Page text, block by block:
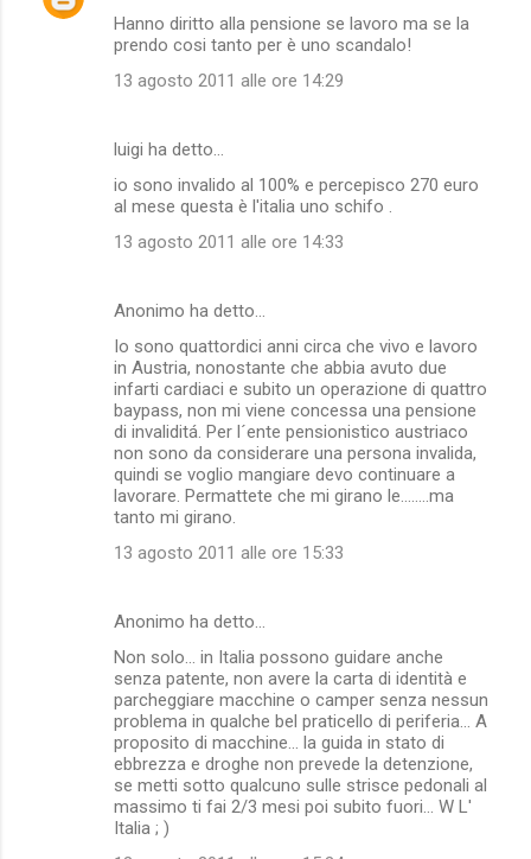
Hanno diritto alla pensione se lavoro ma se la
prendo cosi tanto per è uno scandalo!
13 agosto 2011 alle ore 14:29
luigi ha detto…
io sono invalido al 100% e percepisco 270 euro
al mese questa è l'italia uno schifo .
13 agosto 2011 alle ore 14:33
Anonimo ha detto…
Io sono quattordici anni circa che vivo e lavoro
in Austria, nonostante che abbia avuto due
infarti cardiaci e subito un operazione di quattro
baypass, non mi viene concessa una pensione
di invaliditá. Per l´ente pensionistico austriaco
non sono da considerare una persona invalida,
quindi se voglio mangiare devo continuare a
lavorare. Permattete che mi girano le........ma
tanto mi girano.
13 agosto 2011 alle ore 15:33
Anonimo ha detto…
Non solo... in Italia possono guidare anche
senza patente, non avere la carta di identità e
parcheggiare macchine o camper senza nessun
problema in qualche bel praticello di periferia... A
proposito di macchine... la guida in stato di
ebbrezza e droghe non prevede la detenzione,
se metti sotto qualcuno sulle strisce pedonali al
massimo ti fai 2/3 mesi poi subito fuori... W L'
Italia ; )